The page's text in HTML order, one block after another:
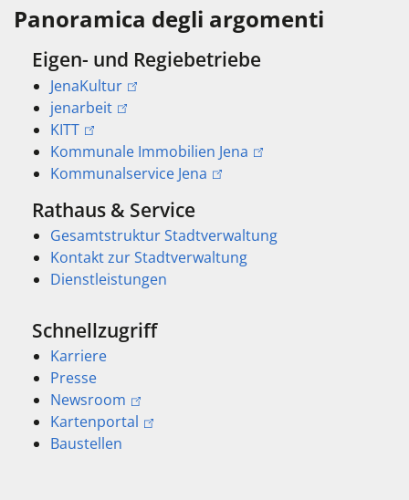
Panoramica degli argomenti
Eigen- und Regiebetriebe
JenaKultur
jenarbeit
KITT
Kommunale Immobilien Jena
Kommunalservice Jena
Rathaus & Service
Gesamtstruktur Stadtverwaltung
Kontakt zur Stadtverwaltung
Dienstleistungen
Schnellzugriff
Karriere
Presse
Newsroom
Kartenportal
Baustellen